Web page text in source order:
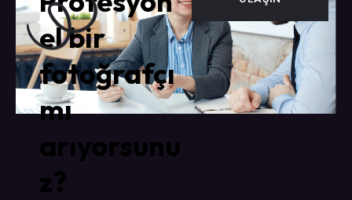
el bir
fotoğrafçı
mı
arıyorsunu
z?